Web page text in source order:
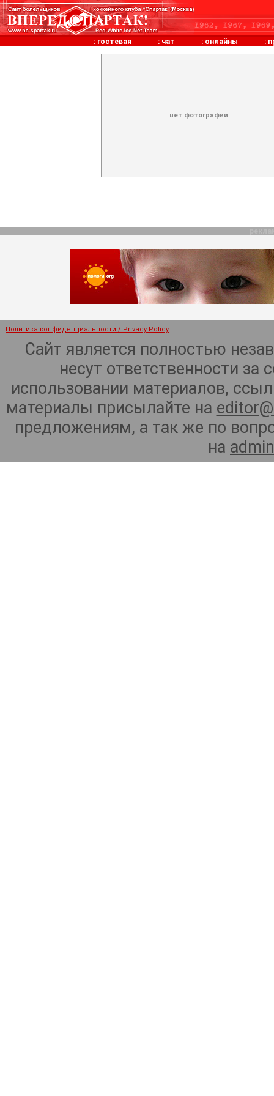
: гостевая : чат : онлайны :
нет фотографии
Политика конфиденциальности / Privacy Policy
Сайт является полностью
несут ответственности
использовании материалов,
материалы присылайте на
предложениям, а так же по
на